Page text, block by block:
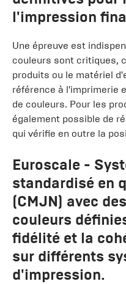
l'impression
Une épreuve est
couleurs sont critiques,
produits ou le matériel
référence à l'imprimerie
de couleurs. Pour les
également possible de
qui vérifie en outre la
Euroscale -
standardisé en
(CMJN) avec
couleurs
fidélité et la
sur différents
d'impression.